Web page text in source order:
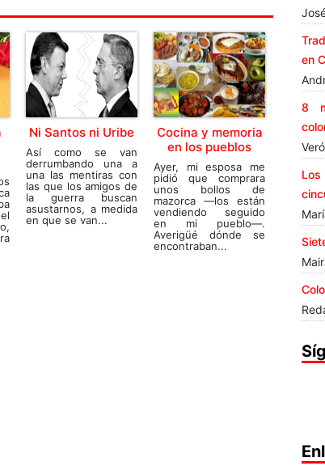
Ni Santos ni Uribe
Así como se van
derrumbando una a
una las mentiras con
las que los amigos de
la guerra buscan
asustarnos, a medida
en que se van...
Cocina y memoria
en los pueblos
Ayer, mi esposa me
pidió que comprara
unos bollos de
mazorca —los están
vendiendo seguido
en mi pueblo—.
Averigüé dónde se
encontraban...
en
8